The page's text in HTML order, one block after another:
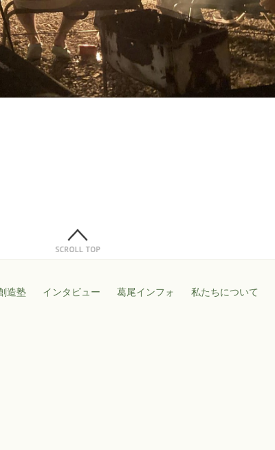
造塾 インタビュー 葛尾インフォ 私たちについて